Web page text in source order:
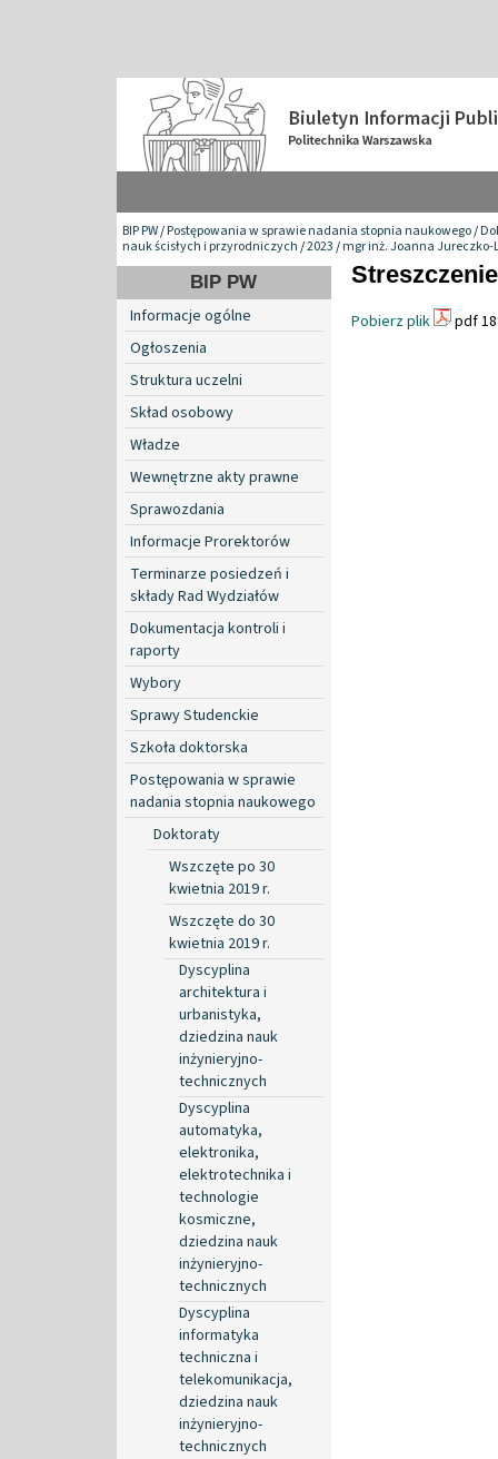
BIP PW/Postępowania w sprawie nadania stopnia naukowego/
nauk ścisłych i przyrodniczych/2023/mgr inż. Joanna
BIP PW
Informacje ogólne
Ogłoszenia
Struktura uczelni
Skład osobowy
Władze
Wewnętrzne akty prawne
Sprawozdania
Informacje Prorektorów
Terminarze posiedzeń i
składy Rad Wydziałów
Dokumentacja kontroli i
raporty
Wybory
Sprawy Studenckie
Szkoła doktorska
Postępowania w sprawie
nadania stopnia naukowego
Doktoraty
Wszczęte po 30
kwietnia 2019 r.
Wszczęte do 30
kwietnia 2019 r.
Dyscyplina
architektura i
urbanistyka,
dziedzina nauk
inżynieryjno-
technicznych
Dyscyplina
automatyka,
elektronika,
elektrotechnika i
technologie
kosmiczne,
dziedzina nauk
inżynieryjno-
technicznych
Dyscyplina
informatyka
techniczna i
telekomunikacja,
dziedzina nauk
inżynieryjno-
technicznych
Streszczenie
Pobierz plik pdf